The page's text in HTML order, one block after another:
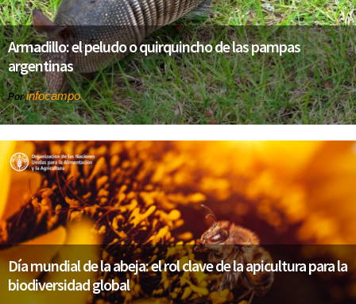
Armadillo: el peludo o quirquincho de las pampas
argentinas
Porinfocampo
Día mundial de la abeja: el rol clave de la apicultura para la
biodiversidad global